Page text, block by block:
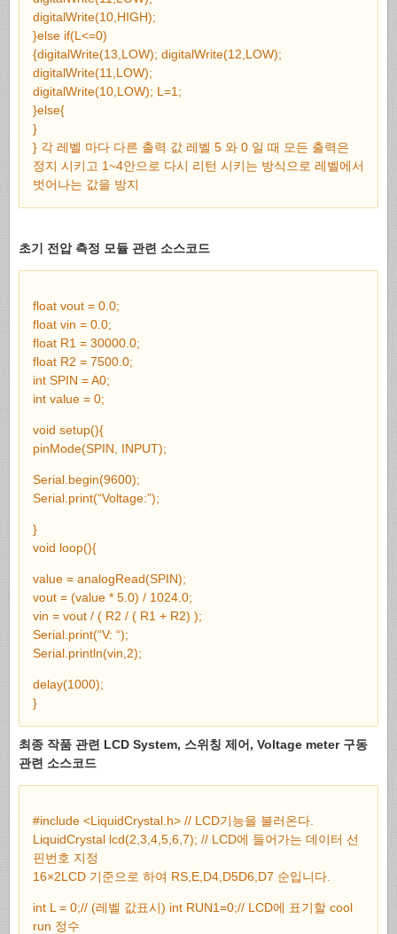
digitalWrite(10,HIGH);
}else if(L<=0)
{digitalWrite(13,LOW); digitalWrite(12,LOW);
digitalWrite(11,LOW);
digitalWrite(10,LOW); L=1;
}else{
}
} 각 레벨 마다 다른 출력 값 레벨 5 와 0 일 때 모든 출력은
정지 시키고 1~4안으로 다시 리턴 시키는 방식으로 레벨에서
벗어나는 값을 방지
초기 전압 측정 모듈 관련 소스코드
float vout = 0.0;
float vin = 0.0;
float R1 = 30000.0;
float R2 = 7500.0;
int SPIN = A0;
int value = 0;
void setup(){
pinMode(SPIN, INPUT);
Serial.begin(9600);
Serial.print(“Voltage:”);
}
void loop(){
value = analogRead(SPIN);
vout = (value * 5.0) / 1024.0;
vin = vout / ( R2 / ( R1 + R2) );
Serial.print(“V: “);
Serial.println(vin,2);
delay(1000);
}
최종 작품 관련 LCD System, 스위칭 제어, Voltage meter 구동
관련 소스코드
#include <LiquidCrystal.h> // LCD기능을 불러온다.
LiquidCrystal lcd(2,3,4,5,6,7); // LCD에 들어가는 데이터 선
핀번호 지정
16×2LCD 기준으로 하여 RS,E,D4,D5D6,D7 순입니다.
int L = 0;// (레벨 값표시) int RUN1=0;// LCD에 표기할 cool
run 정수